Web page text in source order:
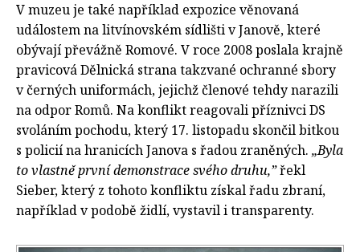
V muzeu je také například expozice věnovaná
událostem na litvínovském sídlišti v Janově, které
obývají převážně Romové. V roce 2008 poslala krajně
pravicová Dělnická strana takzvané ochranné sbory
v černých uniformách, jejichž členové tehdy narazili
na odpor Romů. Na konflikt reagovali příznivci DS
svoláním pochodu, který 17. listopadu skončil bitkou
s policií na hranicích Janova s řadou zraněných. „Byla
to vlastně první demonstrace svého druhu,”řekl
Sieber, který z tohoto konfliktu získal řadu zbraní,
například v podobě židlí, vystavil i transparenty.